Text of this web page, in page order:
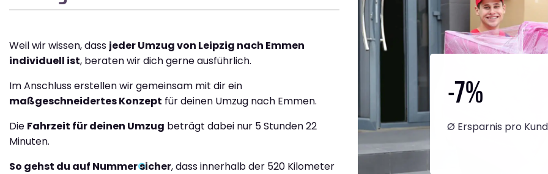
Weil wir wissen, dass jeder Umzug von Leipzig nach Emmen
individuell ist, beraten wir dich gerne ausführlich.
Im Anschluss erstellen wir gemeinsam mit dir ein
maßgeschneidertes Konzept für deinen Umzug nach Emmen.
Die Fahrzeit für deinen Umzug beträgt dabei nur 5 Stunden 22
Minuten.
So gehst du auf Nummer sicher, dass innerhalb der 520 Kilometer
-7%
Ø Ersparnis pro